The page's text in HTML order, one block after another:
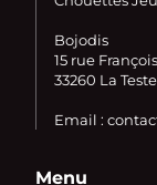
Bojodis
15 rue
33260 La
Email :
Menu